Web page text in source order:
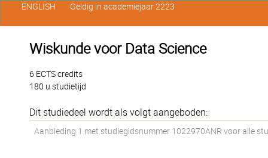
Wiskunde voor Data Science
6 ECTS credits
180 u studietijd
Dit studiedeel wordt als volgt aangeboden:
Aanbieding 1 met studiegidsnummer 1022970ANR voor alle
ENGLISH Geldig in academiejaar 2223